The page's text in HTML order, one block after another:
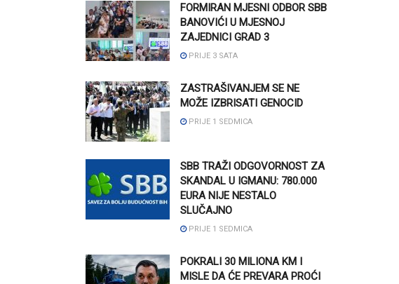
FORMIRAN MJESNI ODBOR SBB
BANOVIĆI U MJESNOJ
ZAJEDNICI GRAD 3
PRIJE 3 SATA
ZASTRAŠIVANJEM SE NE
MOŽE IZBRISATI GENOCID
PRIJE 1 SEDMICA
SBB TRAŽI ODGOVORNOST ZA
SKANDAL U IGMANU: 780.000
EURA NIJE NESTALO
SLUČAJNO
PRIJE 1 SEDMICA
POKRALI 30 MILIONA KM I
MISLE DA ĆE PREVARA PROĆI